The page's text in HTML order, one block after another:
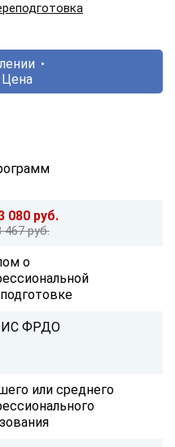
Цена
080 руб.
467 руб.
о
ФРДО
или среднего